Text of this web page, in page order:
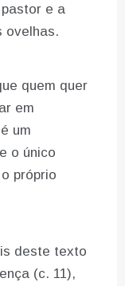
e a
ovelhas.
quem quer
em
um
o único
próprio
deste texto
(c. 11),